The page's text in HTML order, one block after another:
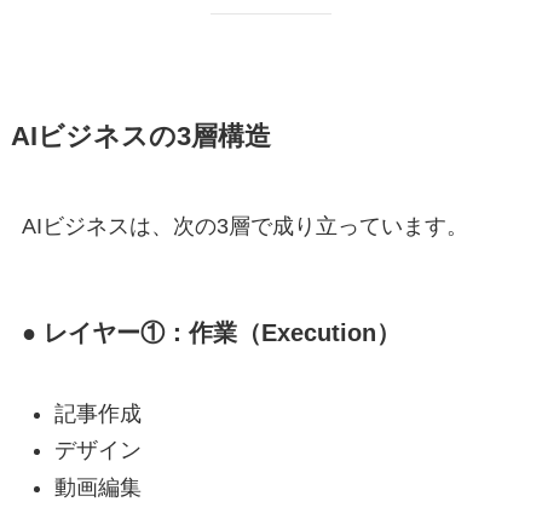
AIビジネスの3層構造
AIビジネスは、次の3層で成り立っています。
● レイヤー①：作業（Execution）
記事作成
デザイン
動画編集